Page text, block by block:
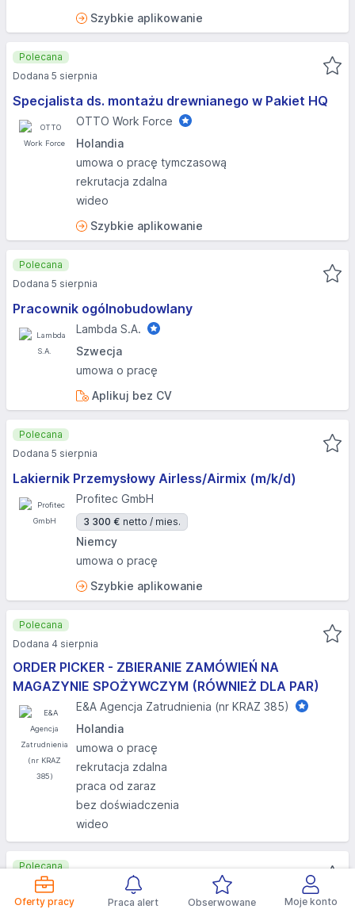
Oferty pracy Praca alert Obserwowane Moje konto
Szybkie aplikowanie
Specjalista ds. montażu drewnianego w Pakiet HQ
OTTO Work Force
Holandia
umowa o pracę tymczasową
rekrutacja zdalna
wideo
Szybkie aplikowanie
Polecana
Dodana 5 sierpnia
Pracownik ogólnobudowlany
Lambda S.A.
Szwecja
umowa o pracę
Aplikuj bez CV
Polecana
Dodana 5 sierpnia
Lakiernik Przemysłowy Airless/Airmix (m/k/d)
Profitec GmbH
3 300 € netto / mies.
Niemcy
umowa o pracę
Szybkie aplikowanie
Polecana
Dodana 5 sierpnia
ORDER PICKER - ZBIERANIE ZAMÓWIEŃ NA
MAGAZYNIE SPOŻYWCZYM (RÓWNIEŻ DLA PAR)
E&A Agencja Zatrudnienia (nr KRAZ 385)
Holandia
umowa o pracę
rekrutacja zdalna
praca od zaraz
bez doświadczenia
wideo
Polecana
Dodana 4 sierpnia
Operator/programista lasera CNC (k/m) Zagranica -
Polecana
Dodana 4 sierpnia